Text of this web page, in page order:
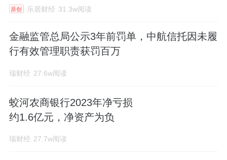
原创 乐居财经 31.3w阅读
金融监管总局公示3年前罚单，中航信托因未履
行有效管理职责获罚百万
瑞财经 27.6w阅读
蛟河农商银行2023年净亏损
约1.6亿元，净资产为负
瑞财经 27.7w阅读